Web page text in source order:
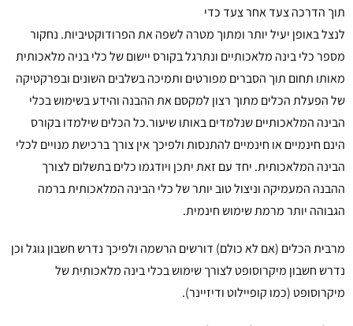
תוך הדרכה צעד אחר צעד כדי
לנצל באופן יעיל יותר ומתוך מטרה לשפה את הפרודוקטיביות. נחקור
מספר כלי בינה מלאכותיים ונתרגל בקורס יישום של כלי בניה מלאכותית
מאותו תחום תוך הסברים מפורטים ותמיכה בשלבים השונים ובפרקטיקה
של הפעלת הכלים מתוך רצון למקסם את ההבנה והידע בשימוש בכלי
הבינה המלאכותיים שנלמדים באותו שיעור.כל הכלים שילמדו בקורס
הינם חינמיים או חינמיים להתנסות ולפיכך אין צורך ברכישת מנויים לכלי
הבינה המלאכותית. יחד עם זאת יתכן ויודגמו כלים בתשלום לצורך
ההבנה המעמיקה וניצול טוב יותר של כלי הבינה המלאכותית ברמה
הגבוהה יותר מרמת שימוש חינמית.
מרבית הכלים (אם לא כולם) דורשים הרשמה ולפיכך נדרש חשבון גוגל וכן
נדרש חשבון מיקרוסופט לצורך שימוש בכלי בינה מלאכותית של
מיקרוסופט (כמו קופיילוט ודיזיינר).